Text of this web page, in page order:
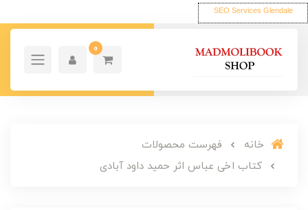
SEO Services Glendale
0
خانه
فهرست محصولات
کتاب اخی عباس اثر حمید داود آبادی